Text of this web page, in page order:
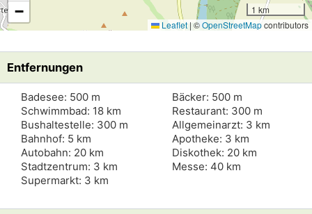
−
1 km
Leaflet | ©OpenStreetMapcontributors
Entfernungen
Badesee: 500 m
Schwimmbad: 18 km
Bushaltestelle: 300 m
Bahnhof: 5 km
Autobahn: 20 km
Stadtzentrum: 3 km
Supermarkt: 3 km
Bäcker: 500 m
Restaurant: 300 m
Allgemeinarzt: 3 km
Apotheke: 3 km
Diskothek: 20 km
Messe: 40 km